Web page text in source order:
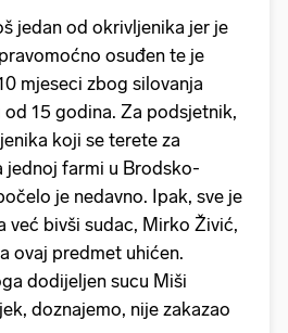
jedan od okrivljenika jer je
osuđen te je
mjeseci zbog silovanja
15 godina. Za podsjetnik,
koji se terete za
jednoj farmi u Brodsko-
je nedavno. Ipak, sve je
već bivši sudac, Mirko Živić,
ovaj predmet uhićen.
dodijeljen sucu Miši
doznajemo, nije zakazao